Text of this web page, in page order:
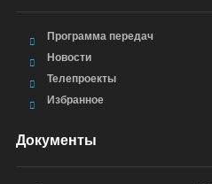
Программа передач
Новости
Телепроекты
Избранное
Документы